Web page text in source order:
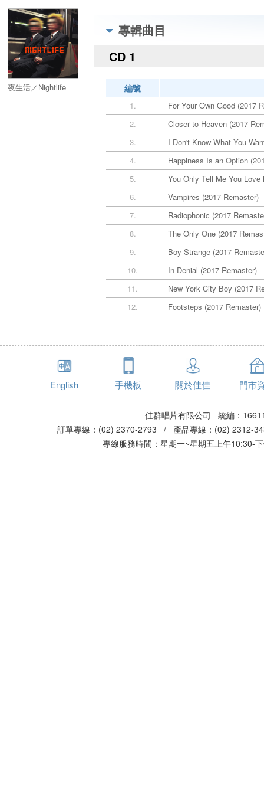
夜生活／Nightlife
專輯曲目
CD 1
編號
1.
For Your Own Good (2017
2.
Closer to Heaven (2017
3.
I Don't Know What You
4.
Happiness Is an Option
5.
You Only Tell Me You
6.
Vampires (2017 Remaster)
7.
Radiophonic (2017
8.
The Only One (2017
9.
Boy Strange (2017
10.
In Denial (2017 Remaster)
11.
New York City Boy (2017
12.
Footsteps (2017 Remaster)
English 手機板 關於佳佳 門市
佳群唱片有限公司 統編：
訂單專線：(02) 2370-2793 / 產品專線：(02)
專線服務時間：星期一~星期五上午10:30-